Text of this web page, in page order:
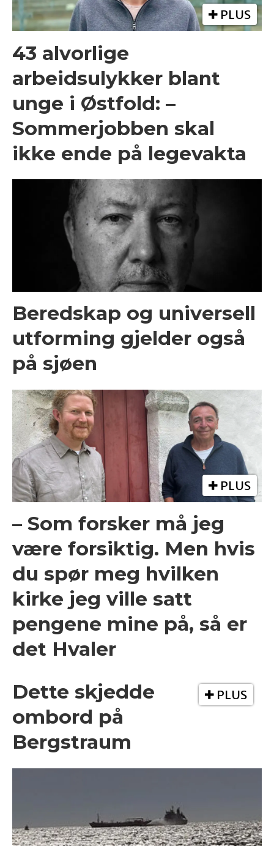
PLUS
43 alvorlige
arbeidsulykker blant
unge i Østfold: –
Sommerjobben skal
ikke ende på legevakta
Beredskap og universell
utforming gjelder også
på sjøen
PLUS
– Som forsker må jeg
være forsiktig. Men hvis
du spør meg hvilken
kirke jeg ville satt
pengene mine på, så er
det Hvaler
PLUS
Dette skjedde
ombord på
Bergstraum